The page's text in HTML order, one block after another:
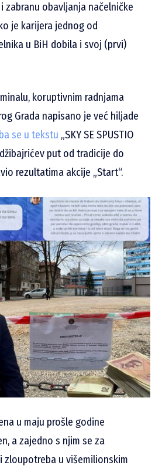
zabranu obavljanja načelničke
je karijera jednog od
u BiH dobila i svoj (prvi)
koruptivnim radnjama
Grada napisano je već hiljade
se u tekstu „SKY SE SPUSTIO
put od tradicije do
rezultatima akcije „Start“.
u maju prošle godine
a zajedno s njim se za
zloupotreba u višemilionskim